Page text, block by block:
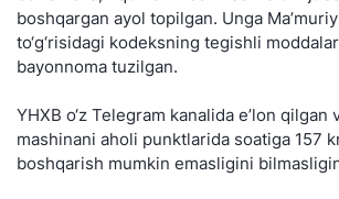
boshqargan ayol topilgan. Unga
to‘g‘risidagi kodeksning tegishli
bayonnoma tuzilgan.
YHXB o‘z Telegram kanalida e’lon qilgan
mashinani aholi punktlarida soatiga 157
boshqarish mumkin emasligini